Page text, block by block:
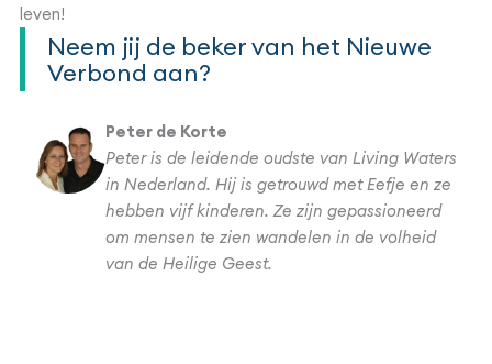
leven!
Neem jij de beker van het Nieuwe
Verbond aan?
Peter de Korte
Peter is de leidende oudste van Living Waters
in Nederland. Hij is getrouwd met Eefje en ze
hebben vijf kinderen. Ze zijn gepassioneerd
om mensen te zien wandelen in de volheid
van de Heilige Geest.